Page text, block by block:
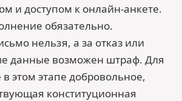
и доступом к онлайн-анкете.
обязательно.
нельзя, а за отказ или
данные возможен штраф. Для
этом этапе добровольное,
конституционная